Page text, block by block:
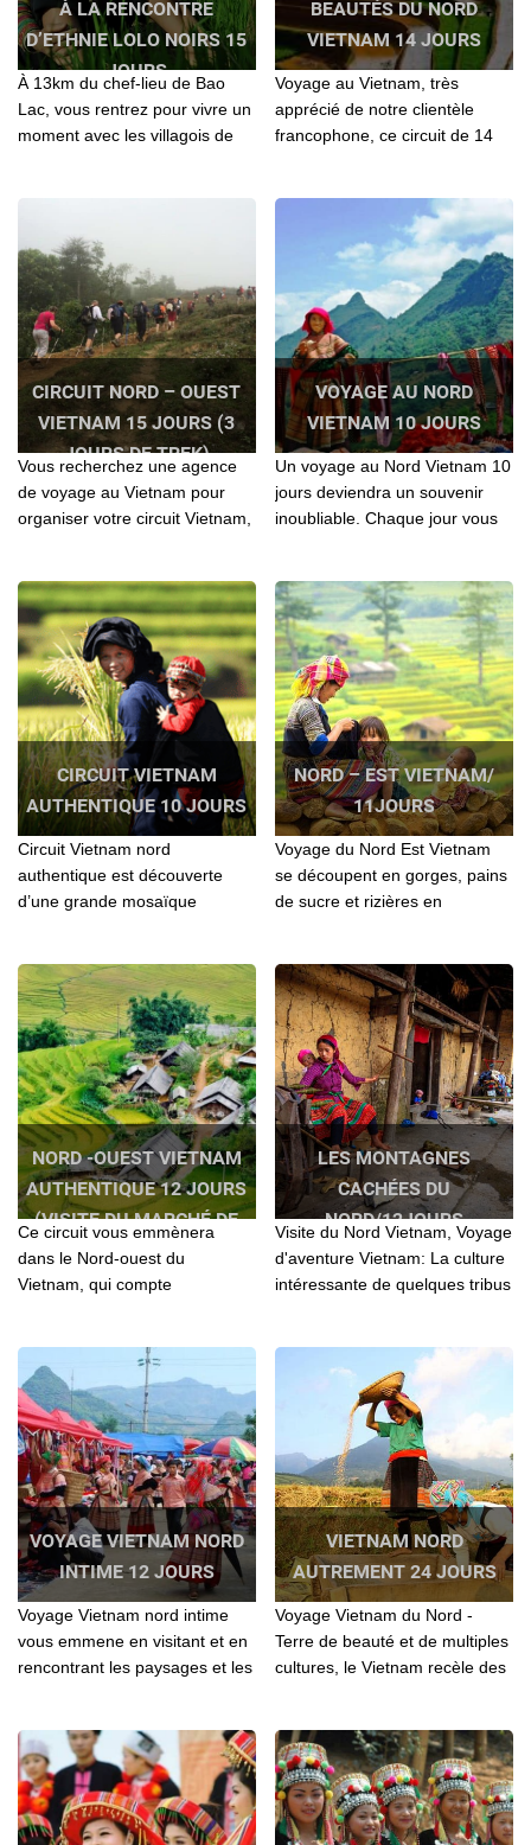
À LA RENCONTRE
D’ETHNIE LOLO NOIRS 15
JOURS
À 13km du chef-lieu de Bao
Lac, vous rentrez pour vivre un
moment avec les villagois de
BEAUTÉS DU NORD
VIETNAM 14 JOURS
Voyage au Vietnam, très
apprécié de notre clientèle
francophone, ce circuit de 14
CIRCUIT NORD – OUEST
VIETNAM 15 JOURS (3
JOURS DE TREK)
Vous recherchez une agence
de voyage au Vietnam pour
organiser votre circuit Vietnam,
pour vos séjours
VOYAGE AU NORD
VIETNAM 10 JOURS
Un voyage au Nord Vietnam 10
jours deviendra un souvenir
inoubliable. Chaque jour vous
CIRCUIT VIETNAM
AUTHENTIQUE 10 JOURS
Circuit Vietnam nord
authentique est découverte
d’une grande mosaïque
NORD – EST VIETNAM/
11JOURS
Voyage du Nord Est Vietnam
se découpent en gorges, pains
de sucre et rizières en
NORD -OUEST VIETNAM
AUTHENTIQUE 12 JOURS
(VISITE DU MARCHÉ DE
L’AMOUR MOC CHAU)
Ce circuit vous emmènera
dans le Nord-ouest du
Vietnam, qui compte
LES MONTAGNES
CACHÉES DU
NORD/12JOURS
Visite du Nord Vietnam, Voyage
d'aventure Vietnam: La culture
intéressante de quelques tribus
VOYAGE VIETNAM NORD
INTIME 12 JOURS
Voyage Vietnam nord intime
vous emmene en visitant et en
rencontrant les paysages et les
VIETNAM NORD
AUTREMENT 24 JOURS
Voyage Vietnam du Nord -
Terre de beauté et de multiples
cultures, le Vietnam recèle des